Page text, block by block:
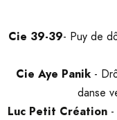
Cie 39-39- Puy de
Cie Aye Panik -
danse
Luc Petit Création